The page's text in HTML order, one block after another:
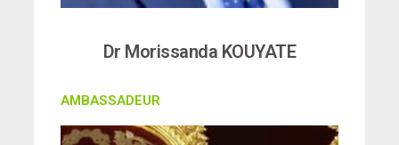
Dr Morissanda KOUYATE
AMBASSADEUR